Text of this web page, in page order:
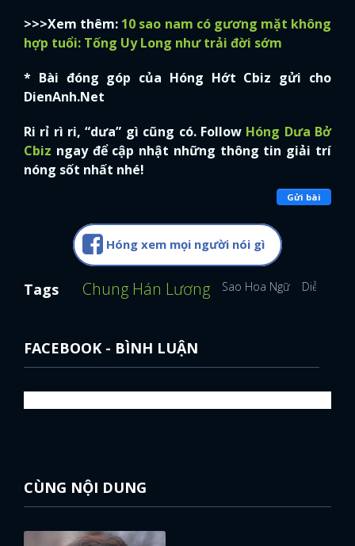
>>>Xem thêm: 10 sao nam có gương mặt không
hợp tuổi: Tống Uy Long như trải đời sớm
* Bài đóng góp của Hóng Hớt Cbiz gửi cho
DienAnh.Net
Ri rỉ rì ri, “dưa” gì cũng có. FollowHóng Dưa Bở
Cbiz ngay để cập nhật những thông tin giải trí
nóng sốt nhất nhé!
Gửi bài
Hóng xem mọi người nói gì
Tags Chung Hán Lương Sao Hoa Ngữ Diễn viên
FACEBOOK - BÌNH LUẬN
CÙNG NỘI DUNG